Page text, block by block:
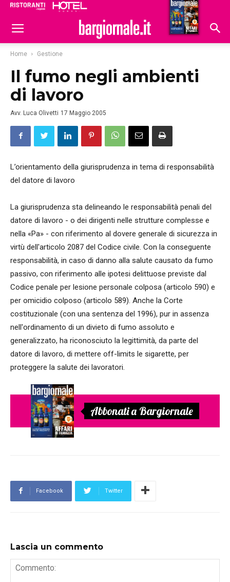
Hoteldomani
Home Gestione
Il fumo negli ambienti
di lavoro
Avv. Luca Olivetti 17 Maggio 2005
L’orientamento della giurisprudenza in tema di responsabilità
del datore di lavoro
La giurisprudenza sta delineando le responsabilità penali del
datore di lavoro - o dei dirigenti nelle strutture complesse e
nella «Pa» - con riferimento al dovere generale di sicurezza in
virtù dell'articolo 2087 del Codice civile. Con la conseguente
responsabilità, in caso di danno alla salute causato da fumo
passivo, con riferimento alle ipotesi delittuose previste dal
Codice penale per lesione personale colposa (articolo 590) e
per omicidio colposo (articolo 589). Anche la Corte
costituzionale (con una sentenza del 1996), pur in assenza
nell'ordinamento di un divieto di fumo assoluto e
generalizzato, ha riconosciuto la legittimità, da parte del
datore di lavoro, di mettere off-limits le sigarette, per
proteggere la salute dei lavoratori.
Abbonati a Bargiornale
Facebook Twitter
Lascia un commento